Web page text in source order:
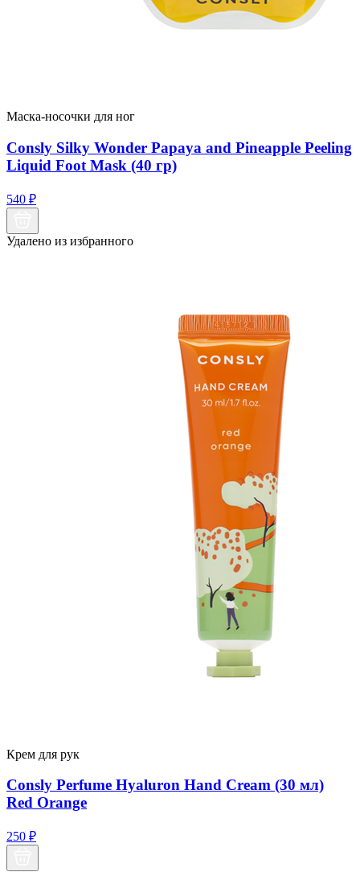
Маска-носочки для ног
Consly Silky Wonder Papaya and Pineapple Peeling
Liquid Foot Mask (40 гр)
540 ₽
Удалено из избранного
Крем для рук
Consly Perfume Hyaluron Hand Cream (30 мл)
Red Orange
250 ₽